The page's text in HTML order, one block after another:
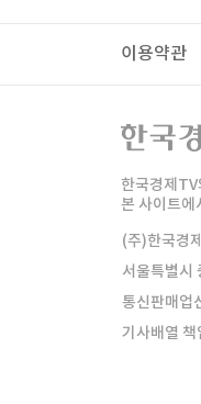
이용약관
패
한
한
모
한국경제TV
본 사이트에
(주)한국경
서울특별시
통신판매업
기사배열 책